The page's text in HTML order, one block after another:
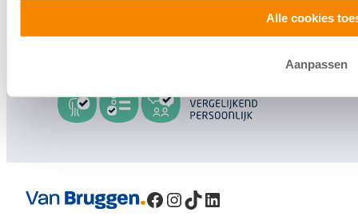
Alle cookies
Aanpassen
Facebook
Instagram
TikTok
LinkedIn